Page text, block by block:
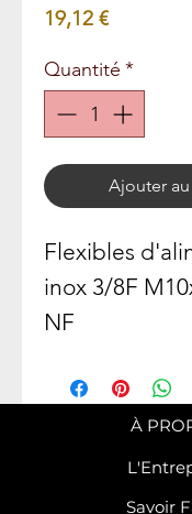
19,12 €Prix
Quantité *
Ajouter
Flexibles
inox 3/8F
NF
À
Savoir